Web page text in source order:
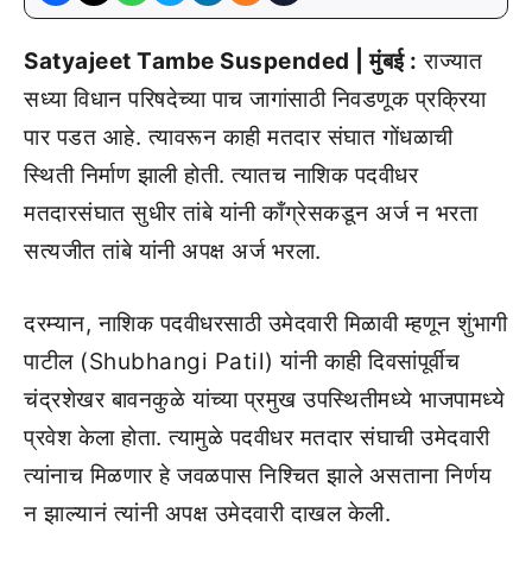
Satyajeet Tambe Suspended | मुंबई : राज्यात
सध्या विधान परिषदेच्या पाच जागांसाठी निवडणूक प्रक्रिया
पार पडत आहे. त्यावरून काही मतदार संघात गोंधळाची
स्थिती निर्माण झाली होती. त्यातच नाशिक पदवीधर
मतदारसंघात सुधीर तांबे यांनी काँग्रेसकडून अर्ज न भरता
सत्यजीत तांबे यांनी अपक्ष अर्ज भरला.
दरम्यान, नाशिक पदवीधरसाठी उमेदवारी मिळावी म्हणून शुंभागी
पाटील (Shubhangi Patil) यांनी काही दिवसांपूर्वीच
चंद्रशेखर बावनकुळे यांच्या प्रमुख उपस्थितीमध्ये भाजपामध्ये
प्रवेश केला होता. त्यामुळे पदवीधर मतदार संघाची उमेदवारी
त्यांनाच मिळणार हे जवळपास निश्चित झाले असताना निर्णय
न झाल्यानं त्यांनी अपक्ष उमेदवारी दाखल केली.